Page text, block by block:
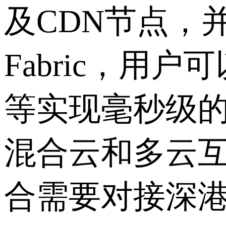
及CDN节点，
Fabric，用户
等实现毫秒级
混合云和多云
合需要对接深